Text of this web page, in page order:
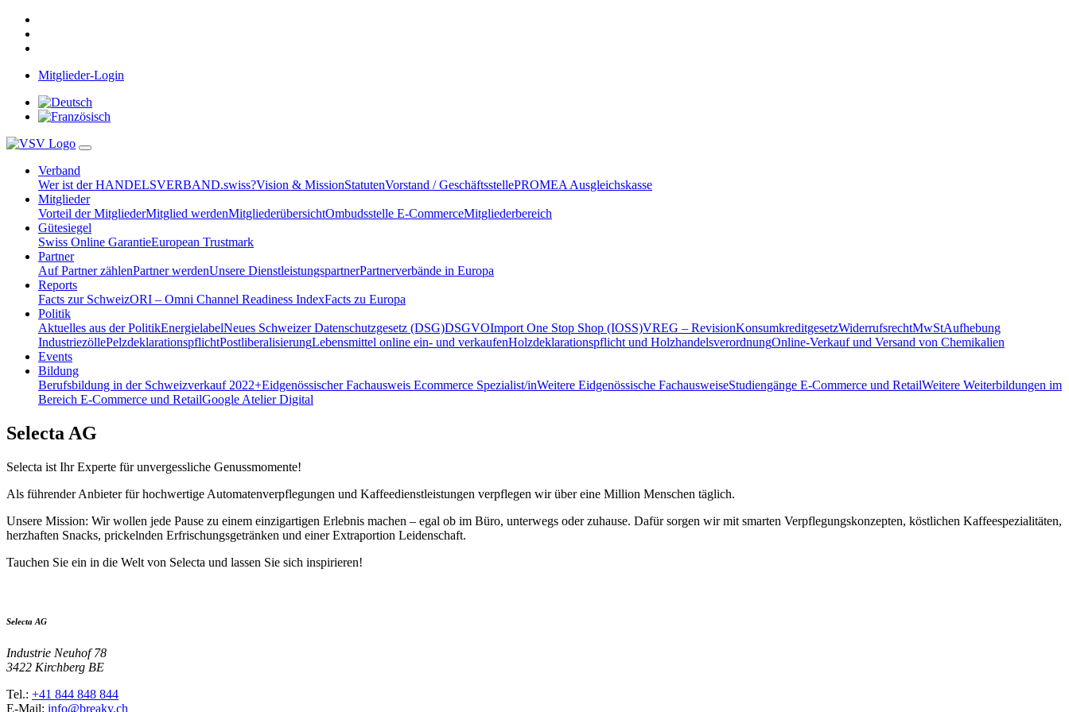
Mitglieder-Login
Verband
Wer ist der HANDELSVERBAND.swiss?Vision & MissionStatutenVorstand / GeschäftsstellePROMEA Ausgleichskasse
Mitglieder
Vorteil der MitgliederMitglied werdenMitgliederübersichtOmbudsstelle E-CommerceMitgliederbereich
Gütesiegel
Swiss Online GarantieEuropean Trustmark
Partner
Auf Partner zählenPartner werdenUnsere DienstleistungspartnerPartnerverbände in Europa
Reports
Facts zur SchweizORI – Omni Channel Readiness IndexFacts zu Europa
Politik
Aktuelles aus der PolitikEnergielabelNeues Schweizer Datenschutzgesetz (DSG)DSGVOImport One Stop Shop (IOSS)VREG – RevisionKonsumkreditgesetzWiderrufsrechtMwStAufhebung
IndustriezöllePelzdeklarationspflichtPostliberalisierungLebensmittel online ein- und verkaufenHolzdeklarationspflicht und HolzhandelsverordnungOnline-Verkauf und Versand von Chemikalien
Events
Bildung
Berufsbildung in der Schweizverkauf 2022+Eidgenössischer Fachausweis Ecommerce Spezialist/inWeitere Eidgenössische FachausweiseStudiengänge E-Commerce und RetailWeitere Weiterbildungen im
Bereich E-Commerce und RetailGoogle Atelier Digital
Selecta AG
Selecta ist Ihr Experte für unvergessliche Genussmomente!
Als führender Anbieter für hochwertige Automatenverpflegungen und Kaffeedienstleistungen verpflegen wir über eine Million Menschen täglich.
Unsere Mission: Wir wollen jede Pause zu einem einzigartigen Erlebnis machen – egal ob im Büro, unterwegs oder zuhause. Dafür sorgen wir mit smarten Verpflegungskonzepten, köstlichen Kaffeespezialitäten,
herzhaften Snacks, prickelnden Erfrischungsgetränken und einer Extraportion Leidenschaft.
Tauchen Sie ein in die Welt von Selecta und lassen Sie sich inspirieren!
Selecta AG
Industrie Neuhof 78
3422 Kirchberg BE
Tel.: +41 844 848 844
E-Mail: info@breaky.ch